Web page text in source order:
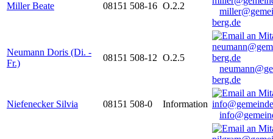
Miller Beate 08151 508-16 O.2.2
berg.de
Neumann Doris (Di. -
Fr.)
08151 508-12 O.2.5
berg.de
Niefenecker Silvia 08151 508-0
Information